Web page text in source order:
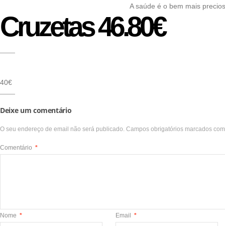
A saúde é o bem mais
Cruzetas 46.80€
40€
Deixe um comentário
O seu endereço de email não será publicado. Campos obrigatórios marcados
Comentário *
Nome * Email *